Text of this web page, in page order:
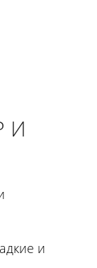
И
и